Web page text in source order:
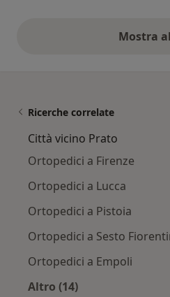
Mostra
Ricerche correlate
Città vicino Prato
Ortopedici a Firenze
Ortopedici a Lucca
Ortopedici a Pistoia
Ortopedici a Sesto
Ortopedici a Empoli
Altro (14)